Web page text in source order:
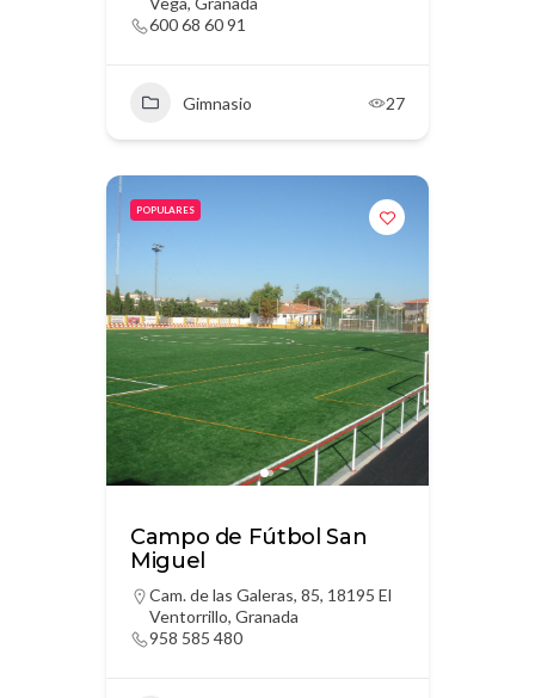
600 68 60 91
Gimnasio 27
POPULARES
Campo de Fútbol San
Miguel
Cam. de las Galeras, 85, 18195 El
Ventorrillo, Granada
958 585 480